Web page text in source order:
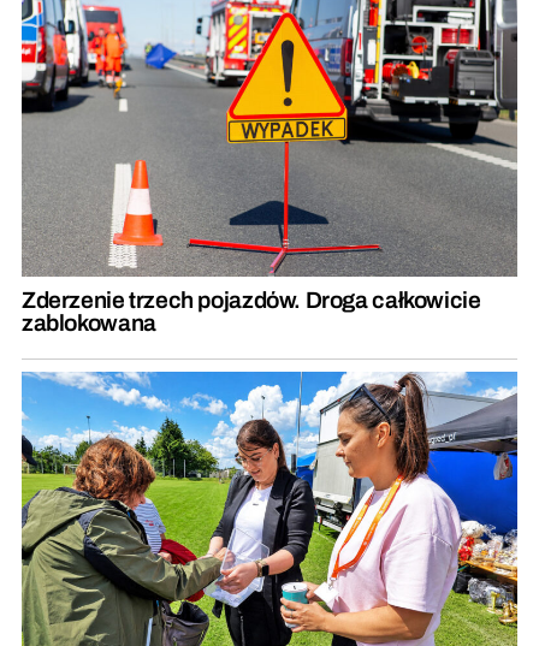
Zderzenie trzech pojazdów. Droga całkowicie
zablokowana